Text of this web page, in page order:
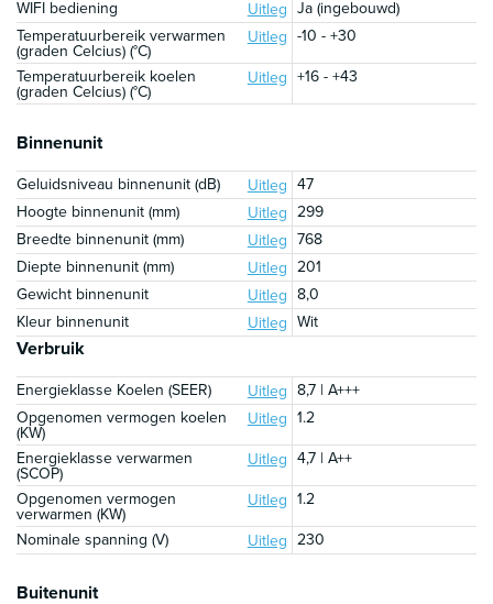
WIFI bediening Uitleg Ja (ingebouwd)
Temperatuurbereik verwarmen
(graden Celcius) (°C)
Uitleg -10 - +30
Temperatuurbereik koelen
(graden Celcius) (°C)
Uitleg +16 - +43
Binnenunit
Geluidsniveau binnenunit (dB) Uitleg 47
Hoogte binnenunit (mm)
Uitleg 299
Breedte binnenunit (mm)
Uitleg 768
Diepte binnenunit (mm)
Uitleg 201
Gewicht binnenunit
Uitleg 8,0
Kleur binnenunit
Uitleg Wit
Verbruik
Energieklasse Koelen (SEER) Uitleg 8,7 | A+++
Opgenomen vermogen koelen
(KW)
Uitleg 1.2
Energieklasse verwarmen
(SCOP)
Uitleg 4,7 | A++
Opgenomen vermogen
verwarmen (KW)
Uitleg 1.2
Nominale spanning (V)
Uitleg 230
Buitenunit